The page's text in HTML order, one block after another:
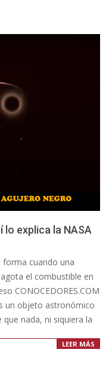
lo explica la NASA
cuando una
el combustible en
CONOCEDORES.COM
un objeto astronómico
nada, ni siquiera la
LEER MÁS